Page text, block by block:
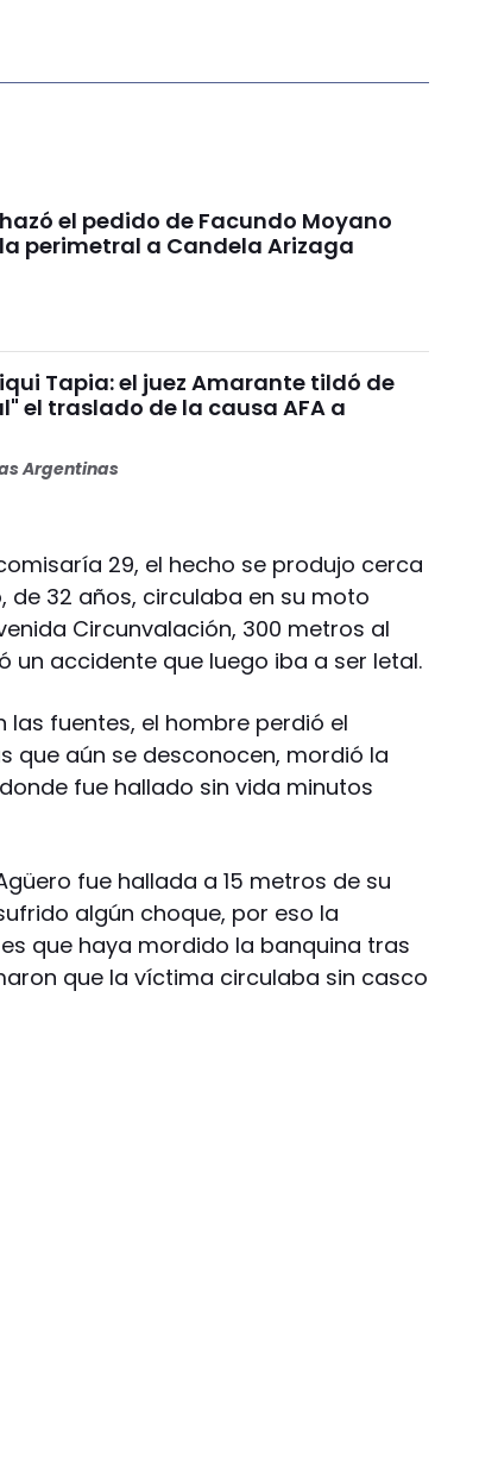
el pedido de Facundo Moyano
perimetral a Candela Arizaga
Tapia: el juez Amarante tildó de
el traslado de la causa AFA a
Argentinas
29, el hecho se produjo cerca
de 32 años, circulaba en su moto
Circunvalación, 300 metros al
un accidente que luego iba a ser letal.
fuentes, el hombre perdió el
que aún se desconocen, mordió la
fue hallado sin vida minutos
fue hallada a 15 metros de su
algún choque, por eso la
que haya mordido la banquina tras
que la víctima circulaba sin casco